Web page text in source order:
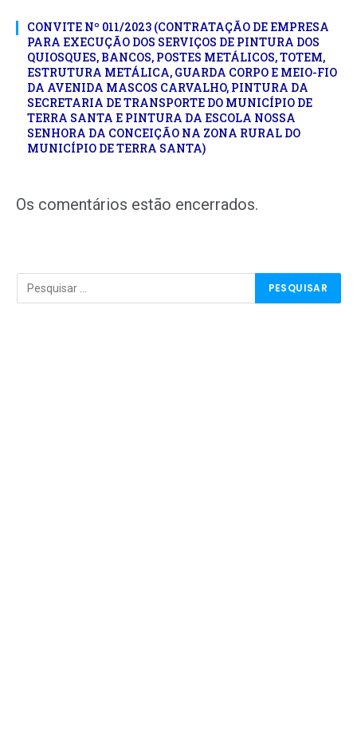
CONVITE Nº 011/2023 (CONTRATAÇÃO DE EMPRESA
PARA EXECUÇÃO DOS SERVIÇOS DE PINTURA DOS
QUIOSQUES, BANCOS, POSTES METÁLICOS, TOTEM,
ESTRUTURA METÁLICA, GUARDA CORPO E MEIO-FIO
DA AVENIDA MASCOS CARVALHO, PINTURA DA
SECRETARIA DE TRANSPORTE DO MUNICÍPIO DE
TERRA SANTA E PINTURA DA ESCOLA NOSSA
SENHORA DA CONCEIÇÃO NA ZONA RURAL DO
MUNICÍPIO DE TERRA SANTA)
Os comentários estão encerrados.